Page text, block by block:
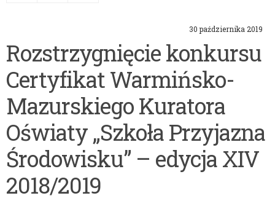
30 października 2019
Rozstrzygnięcie konkursu
Certyfikat Warmińsko-
Mazurskiego Kuratora
Oświaty „Szkoła Przyjazna
Środowisku” – edycja XIV
2018/2019
i
termin
etapu
wojewódzkiego
konkursów
przedmiotowych
w
szkoły,
nie
przegap
terminu
–
zgłaszanie
uczniów